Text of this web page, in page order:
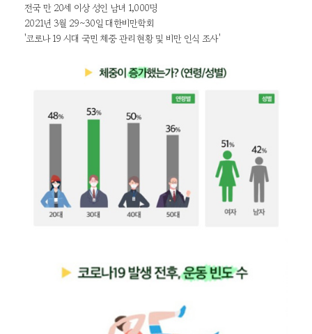
전국 만 20세 이상 성인 남녀 1,000명
2021년 3월 29~30일 대한비만학회
'코로나 19 시대 국민 체중 관리 현황 및 비만 인식 조사'